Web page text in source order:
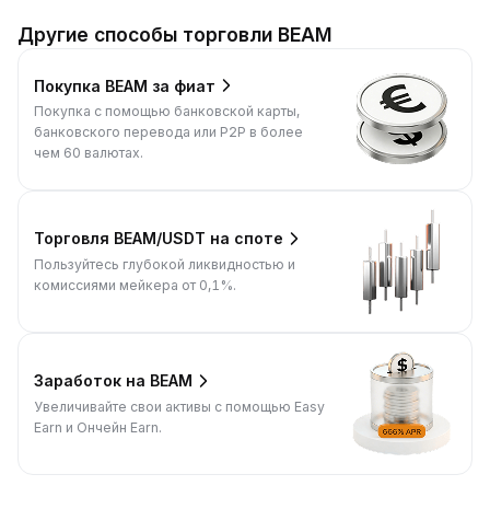
Другие способы торговли BEAM
Покупка BEAM за фиат
Покупка с помощью банковской карты,
банковского перевода или P2P в более
чем 60 валютах.
Торговля BEAM/USDT на споте
Пользуйтесь глубокой ликвидностью и
комиссиями мейкера от 0,1%.
Заработок на BEAM
Увеличивайте свои активы с помощью Easy
Earn и Ончейн Earn.